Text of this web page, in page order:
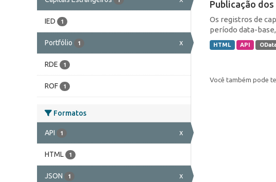
IED 1
Portfólio 1 x
RDE 1
ROF 1
Formatos
API 1 x
HTML 1
JSON 1 x
Publicação
Os registros de
período data-
HTML API
Você também pode